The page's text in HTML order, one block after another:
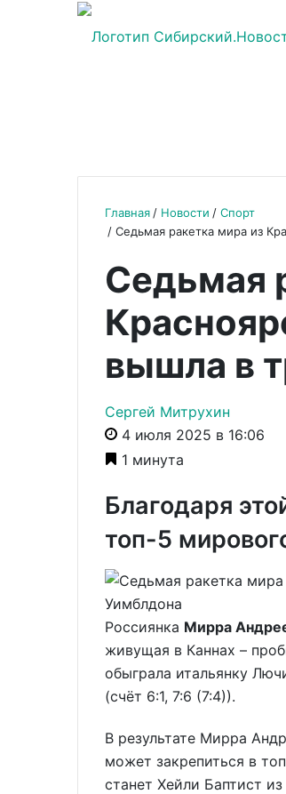
Главная Новости
Спорт
Седьмая ракетка мира из
Седьмая
вышла в
Сергей Митрухин
4 июля 2025 в 16:06
1 минута
Благодаря
топ-5
Россиянка Мирра
живущая в Каннах –
обыграла итальянку
(счёт 6:1, 7:6 (7:4)).
В результате Мирра
может закрепиться в
станет Хейли Баптист